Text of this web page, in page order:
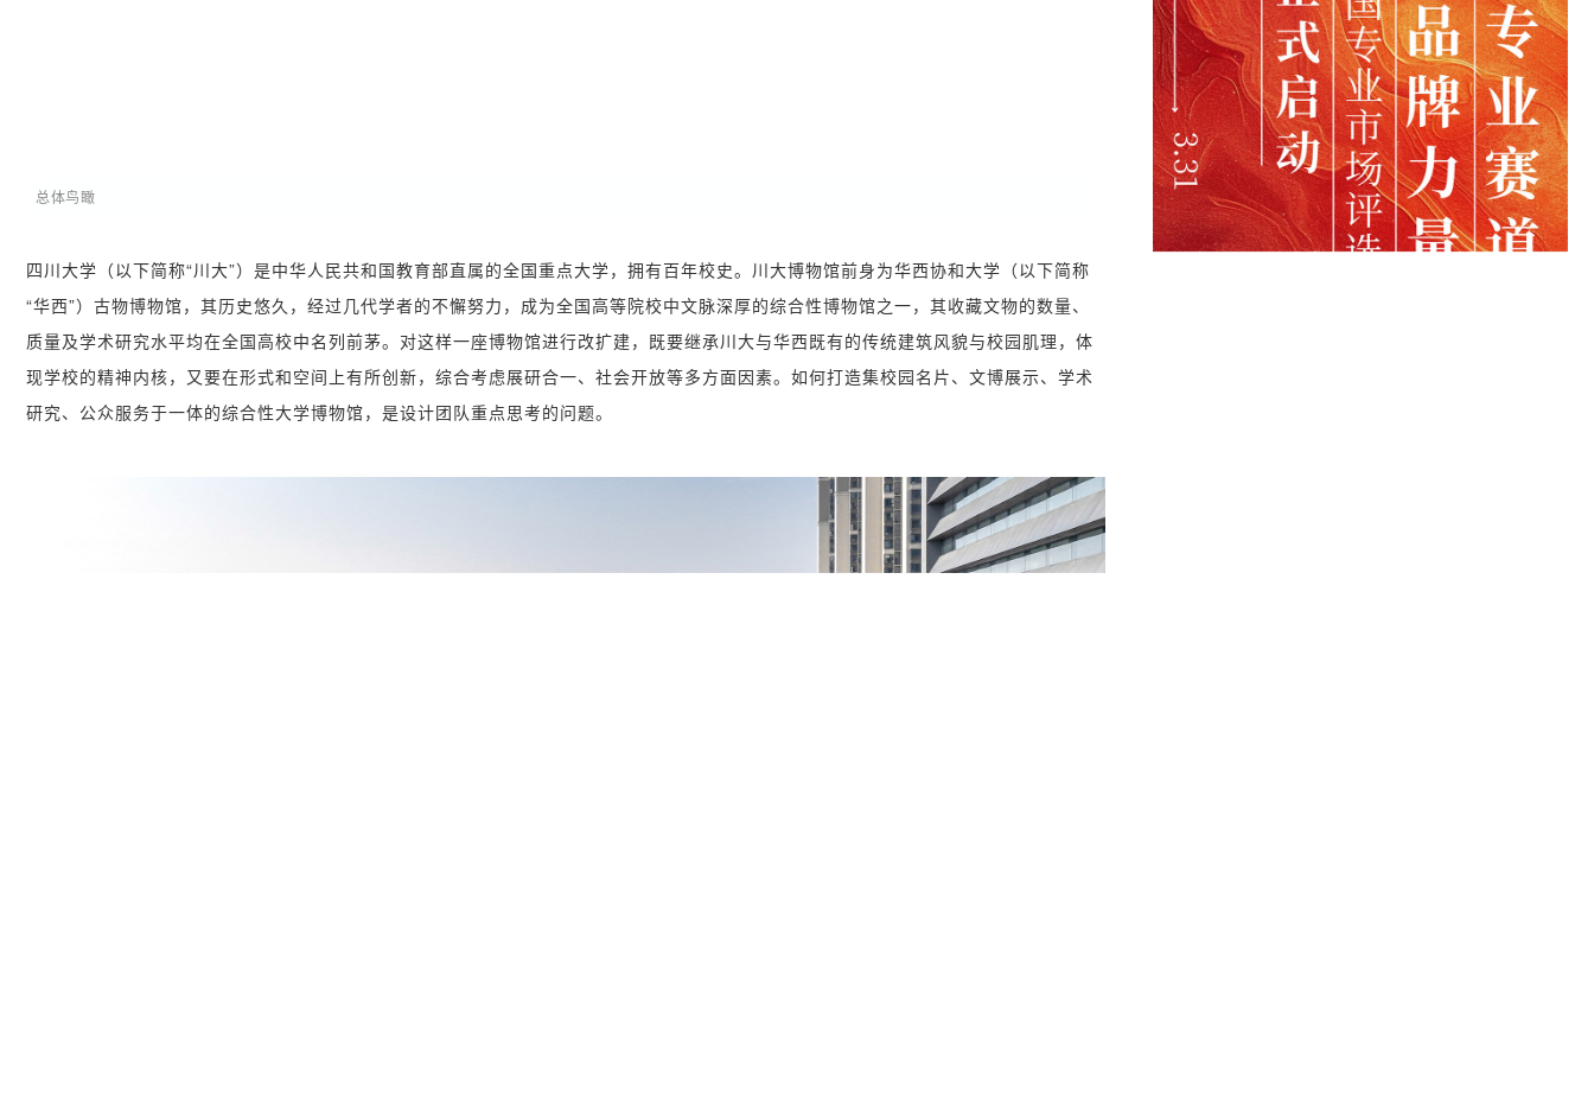
总体鸟瞰
四川大学（以下简称“川大”）是中华人民共和国教育部直属的全国重点大学，拥有百年校史。川大博物馆前身为华西协和大学（以下简称
“华西”）古物博物馆，其历史悠久，经过几代学者的不懈努力，成为全国高等院校中文脉深厚的综合性博物馆之一，其收藏文物的数量、
质量及学术研究水平均在全国高校中名列前茅。对这样一座博物馆进行改扩建，既要继承川大与华西既有的传统建筑风貌与校园肌理，体
现学校的精神内核，又要在形式和空间上有所创新，综合考虑展研合一、社会开放等多方面因素。如何打造集校园名片、文博展示、学术
研究、公众服务于一体的综合性大学博物馆，是设计团队重点思考的问题。